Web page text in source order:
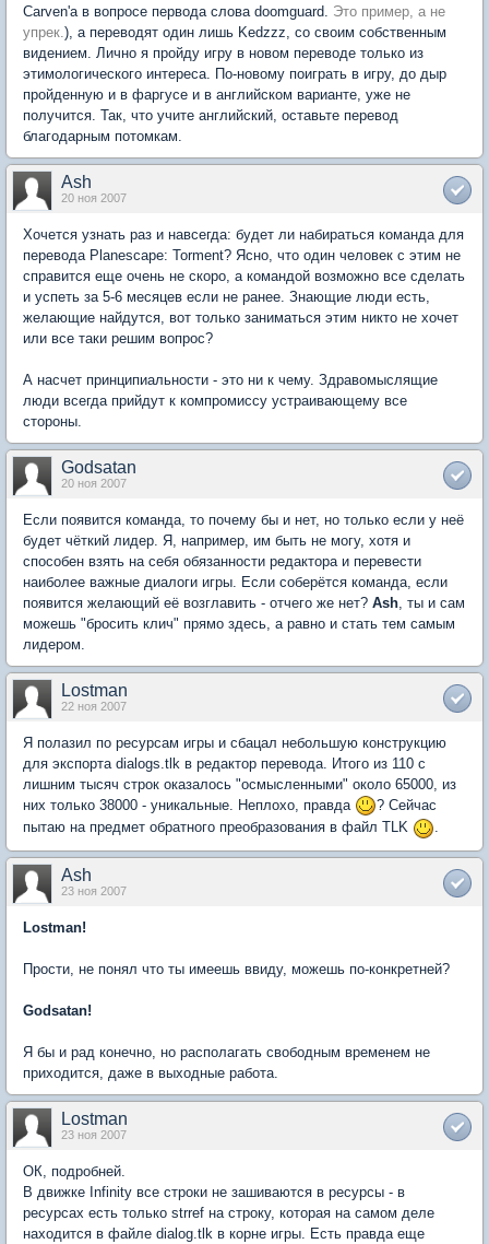
Carven'a в вопросе первода слова doomguard. Это пример, а не
упрек. ), а переводят один лишь Kedzzz, со своим собственным
видением. Лично я пройду игру в новом переводе только из
этимологического интереса. По-новому поиграть в игру, до дыр
пройденную и в фаргусе и в английском варианте, уже не
получится. Так, что учите английский, оставьте перевод
благодарным потомкам.
Ash
20 ноя 2007
Хочется узнать раз и навсегда: будет ли набираться команда для
перевода Planescape: Torment? Ясно, что один человек с этим не
справится еще очень не скоро, а командой возможно все сделать
и успеть за 5-6 месяцев если не ранее. Знающие люди есть,
желающие найдутся, вот только заниматься этим никто не хочет
или все таки решим вопрос?
А насчет принципиальности - это ни к чему. Здравомыслящие
люди всегда прийдут к компромиссу устраивающему все
стороны.
Godsatan
20 ноя 2007
Если появится команда, то почему бы и нет, но только если у неё
будет чёткий лидер. Я, например, им быть не могу, хотя и
способен взять на себя обязанности редактора и перевести
наиболее важные диалоги игры. Если соберётся команда, если
появится желающий её возглавить - отчего же нет? Ash , ты и сам
можешь "бросить клич" прямо здесь, а равно и стать тем самым
лидером.
Lostman
22 ноя 2007
Я полазил по ресурсам игры и сбацал небольшую конструкцию
для экспорта dialogs.tlk в редактор перевода. Итого из 110 с
лишним тысяч строк оказалось "осмысленными" около 65000, из
них только 38000 - уникальные. Неплохо, правда
? Сейчас
пытаю на предмет обратного преобразования в файл TLK
.
Ash
23 ноя 2007
Lostman!
Прости, не понял что ты имеешь ввиду, можешь по-конкретней?
Godsatan!
Я бы и рад конечно, но располагать свободным временем не
приходится, даже в выходные работа.
Lostman
23 ноя 2007
ОК, подробней.
В движке Infinity все строки не зашиваются в ресурсы - в
ресурсах есть только strref на строку, которая на самом деле
находится в файле dialog.tlk в корне игры. Есть правда еще